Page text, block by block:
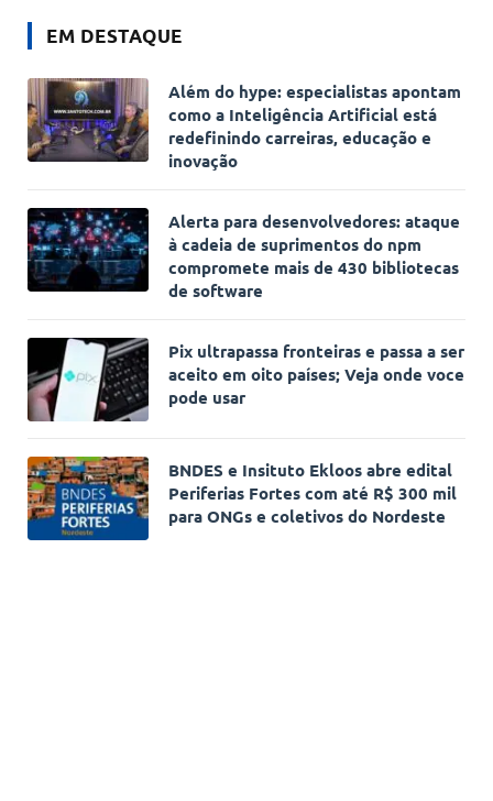
EM DESTAQUE
Além do hype: especialistas apontam
como a Inteligência Artificial está
redefinindo carreiras, educação e
inovação
Alerta para desenvolvedores: ataque
à cadeia de suprimentos do npm
compromete mais de 430 bibliotecas
de software
Pix ultrapassa fronteiras e passa a ser
aceito em oito países; Veja onde voce
pode usar
BNDES e Insituto Ekloos abre edital
Periferias Fortes com até R$ 300 mil
para ONGs e coletivos do Nordeste